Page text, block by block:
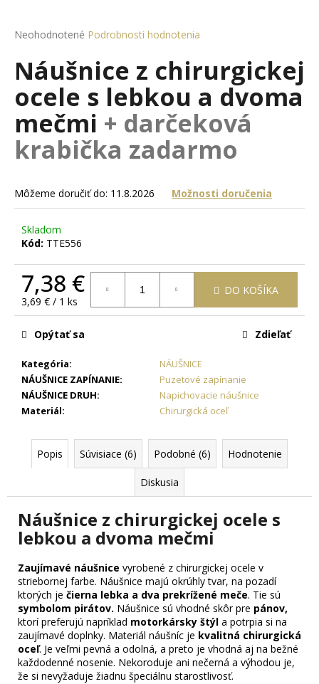
Priemerné
produktu
je
z
hviezdičiek.
Neohodnotené Podrobnosti hodnotenia
Náušnice z chirurgickej
ocele s lebkou a dvoma
mečmi + darčeková
krabička zadarmo
Môžeme doručiť do: 11.8.2026 Možnosti doručenia
Skladom
Kód: TTE556
7,38 €
Jednotková
cena:
3,69 € / 1 ks
DO KOŠÍKA
Kategória:
NÁUŠNICE
NÁUŠNICE ZAPÍNANIE:
Puzetové zapínanie
NÁUŠNICE DRUH:
Napichovacie náušnice
Materiál: Chirurgická oceľ
Opýtať sa Zdieľať
Popis Súvisiace (6) Podobné (6) Hodnotenie
Diskusia
Náušnice z chirurgickej ocele s
lebkou a dvoma mečmi
Zaujímavé náušnice vyrobené z chirurgickej ocele v
striebornej farbe. Náušnice majú okrúhly tvar, na pozadí
ktorých je čierna lebka a dva prekrížené meče. Tie sú
symbolom pirátov. Náušnice sú vhodné skôr pre pánov,
ktorí preferujú napríklad motorkársky štýl a potrpia si na
zaujímavé doplnky. Materiál náušníc je kvalitná chirurgická
oceľ. Je veľmi pevná a odolná, a preto je vhodná aj na bežné
každodenné nosenie. Nekoroduje ani nečerná a výhodou je,
že si nevyžaduje žiadnu špeciálnu starostlivosť.
j
ť
?
O
d
o
ú
č
a
e
RETIAZKA
ZLATÁ
+
KRABIČKA
ZADARMO
€